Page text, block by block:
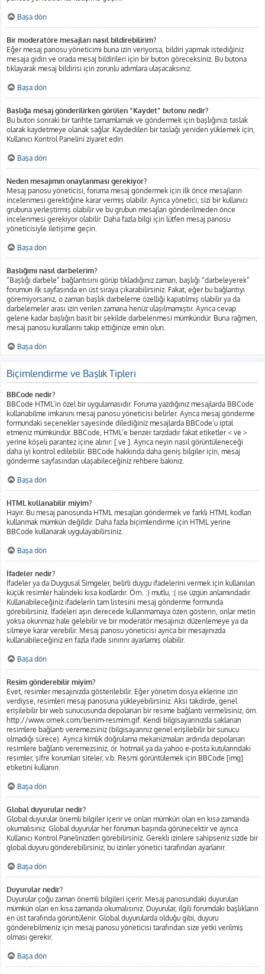
Başa dön
Bir moderatöre mesajları nasıl bildirebilirim?
Eğer mesaj panosu yöneticimi buna izin veriyorsa, bildiri yapmak istediğiniz
mesaja gidin ve orada mesaj bildirileri için bir buton göreceksiniz. Bu butona
tıklayarak mesaj bildirisi için zorunlu adımlara ulaşacaksınız.
Başa dön
Başlığa mesaj gönderilirken görülen “Kaydet” butonu nedir?
Bu buton sonraki bir tarihte tamamlamak ve göndermek için başlığınızı taslak
olarak kaydetmeye olanak sağlar. Kaydedilen bir taslağı yeniden yüklemek için,
Kullanıcı Kontrol Panelini ziyaret edin.
Başa dön
Neden mesajımın onaylanması gerekiyor?
Mesaj panosu yöneticisi, foruma mesaj göndermek için ilk önce mesajların
incelenmesi gerektiğine karar vermiş olabilir. Ayrıca yönetici, sizi bir kullanıcı
grubuna yerleştirmiş olabilir ve bu grubun mesajları gönderilmeden önce
incelenmesi gerekiyor olabilir. Daha fazla bilgi için lütfen mesaj panosu
yöneticisiyle iletişime geçin.
Başa dön
Başlığımı nasıl darbelerim?
“Başlığı darbele” bağlantısını görüp tıkladığınız zaman, başlığı “darbeleyerek”
forumun ilk sayfasında en üst sıraya çıkarabilirsiniz. Fakat, eğer bu bağlantıyı
göremiyorsanız, o zaman başlık darbeleme özelliği kapatılmış olabilir ya da
darbelemeler arası izin verilen zamana henüz ulaşılmamıştır. Ayrıca cevap
gelene kadar başlığın basit bir şekilde darbelenmesi mümkündür. Buna rağmen,
mesaj panosu kurallarını takip ettiğinize emin olun.
Başa dön
Biçimlendirme ve Başlık Tipleri
BBCode nedir?
BBCode HTML’in özel bir uygulamasıdır. Foruma yazdığınız mesajlarda BBCode
kullanabilme imkanını mesaj panosu yöneticisi belirler. Ayrıca mesaj gönderme
formundaki seçenekler sayesinde dilediğiniz mesajlarda BBCode’u iptal
etmeniz mümkündür. BBCode, HTML’e benzer tarzdadır fakat etiketler < ve >
yerine köşeli parantez içine alınır: [ ve ]. Ayrıca neyin nasıl görüntüleneceği
daha iyi kontrol edilebilir. BBCode hakkında daha geniş bilgiler için, mesaj
gönderme sayfasından ulaşabileceğiniz rehbere bakınız.
Başa dön
HTML kullanabilir miyim?
Hayır. Bu mesaj panosunda HTML mesajları göndermek ve farklı HTML kodları
kullanmak mümkün değildir. Daha fazla biçimlendirme için HTML yerine
BBCode kullanarak uygulayabilirsiniz.
Başa dön
İfadeler nedir?
İfadeler ya da Duygusal Simgeler, belirli duygu ifadelerini vermek için kullanılan
küçük resimler halindeki kısa kodlardır. Örn. :) mutlu, :( ise üzgün anlamındadır.
Kullanabileceğiniz ifadelerin tam listesini mesaj gönderme formunda
görebilirsiniz. İfadeleri aşırı derecede kullanmamaya özen gösterin, onlar metin
yoksa okunmaz hale gelebilir ve bir moderatör mesajınızı düzenlemeye ya da
silmeye karar verebilir. Mesaj panosu yöneticisi ayrıca bir mesajınızda
kullanabileceğiniz en fazla ifade sınırını ayarlamış olabilir.
Başa dön
Resim gönderebilir miyim?
Evet, resimler mesajınızda gösterilebilir. Eğer yönetim dosya eklerine izin
verdiyse, resimleri mesaj panosuna yükleyebilirsiniz. Aksi takdirde, genel
erişilebilir bir web sunucusunda depolanan bir resime bağlantı vermelisiniz, örn.
http://www.ornek.com/benim-resmim.gif. Kendi bilgisayarınızda saklanan
resimlere bağlantı veremezsiniz (bilgisayarınız genel erişilebilir bir sunucu
olmadığı sürece). Ayrıca kimlik doğrulama mekanizmaları ardında depolanan
resimlere bağlantı veremezsiniz, ör. hotmail ya da yahoo e-posta kutularındaki
resimler, şifre korumları siteler, v.b. Resmi görüntülemek için BBCode [img]
etiketini kullanın.
Başa dön
Global duyurular nedir?
Global duyurular önemli bilgiler içerir ve onları mümkün olan en kısa zamanda
okumalısınız. Global duyurular her forumun başında görünecektir ve ayrıca
Kullanıcı Kontrol Panelinizden görebilirsiniz. Gerekli izinlere sahipseniz sizde bir
global duyuru gönderebilirsiniz, bu izinler yönetici tarafından ayarlanır.
Başa dön
Duyurular nedir?
Duyurular çoğu zaman önemli bilgileri içerir. Mesaj panosundaki duyuruları
mümkün olan en kısa zamanda okumalısınız. Duyurular, ilgili forumdaki başlıkların
en üst tarafında görüntülenir. Global duyurularda olduğu gibi, duyuru
gönderebilmeniz için mesaj panosu yöneticisi tarafından size yetki verilmiş
olması gerekir.
Başa dön